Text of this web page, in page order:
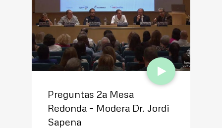
Preguntas 2a Mesa
Redonda – Modera Dr. Jordi
Sapena